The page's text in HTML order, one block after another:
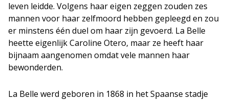
leven leidde. Volgens haar eigen zeggen zouden zes
mannen voor haar zelfmoord hebben gepleegd en zou
er minstens één duel om haar zijn gevoerd. La Belle
heette eigenlijk Caroline Otero, maar ze heeft haar
bijnaam aangenomen omdat vele mannen haar
bewonderden.
​La Belle werd geboren in 1868 in het Spaanse stadje